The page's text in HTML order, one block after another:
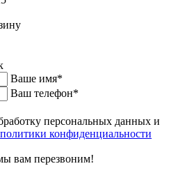
Ваше имя*
Ваш телефон*
персональных данных и
политики конфиденциальности
вам перезвоним!